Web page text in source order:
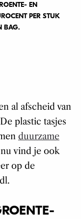
EN
PER STUK
BAG.
al afscheid van
plastic tasjes
duurzame
vind je ook
op de